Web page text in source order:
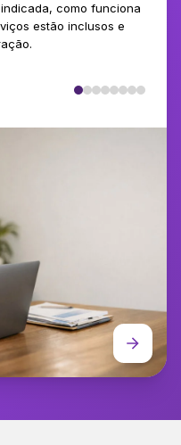
como funciona
estão inclusos e